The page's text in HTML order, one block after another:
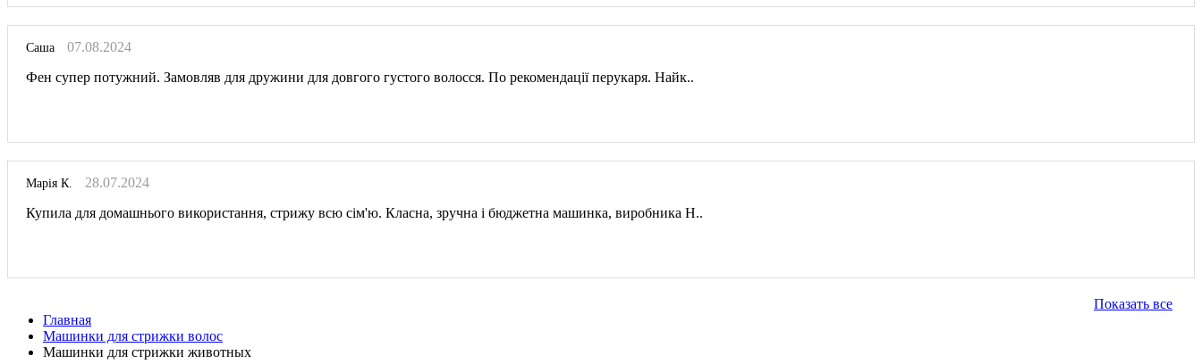
Саша
07.08.2024
Фен супер потужний. Замовляв для дружини для довгого густого волосся. По рекомендації перукаря. Найк..
Марія К.
28.07.2024
Купила для домашнього використання, стрижу всю сім'ю. Класна, зручна і бюджетна машинка, виробника Н..
Показать все
Главная
Машинки для стрижки волос
Машинки для стрижки животных